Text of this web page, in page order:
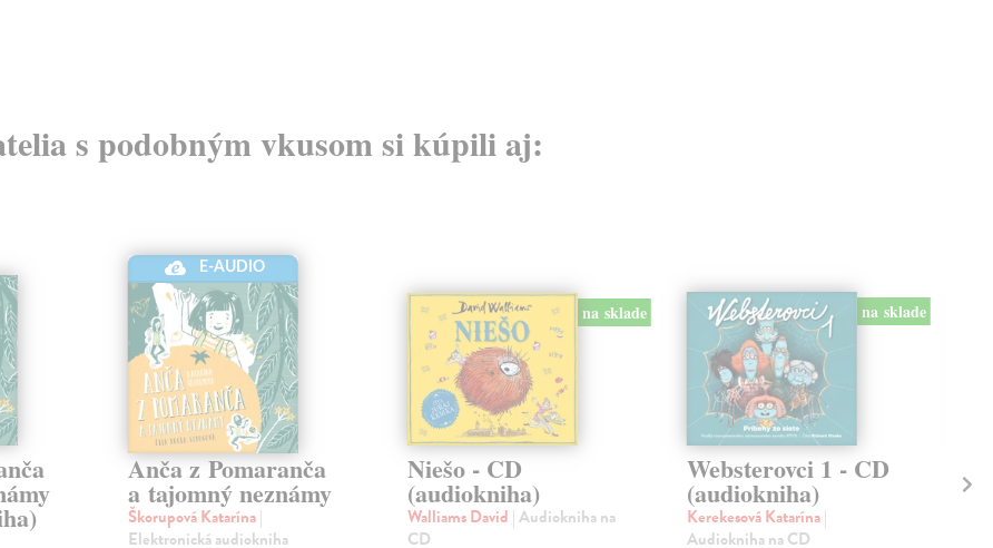
s podobným vkusom si kúpili aj:
E-AUDIO
Anča z Pomaranča
a tajomný neznámy
Škorupová Katarína|
Elektronická audiokniha
na sklade
Niešo - CD
(audiokniha)
Walliams David | Audiokniha na
CD
na sklade
Websterovci 1 - CD
(audiokniha)
Kerekesová Katarína|
Audiokniha na CD